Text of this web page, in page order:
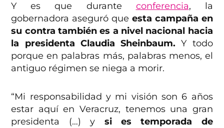
Y es que durante conferencia, la
gobernadora aseguró que esta campaña en
su contra también es a nivel nacional hacia
la presidenta Claudia Sheinbaum. Y todo
porque en palabras más, palabras menos, el
antiguo régimen se niega a morir.
“Mi responsabilidad y mi visión son 6 años
estar aquí en Veracruz, tenemos una gran
presidenta (…) y si es temporada de